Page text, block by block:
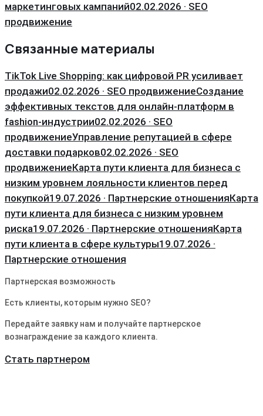
маркетинговых кампаний02.02.2026 · SEO
продвижение
Связанные материалы
TikTok Live Shopping: как цифровой PR усиливает
продажи02.02.2026 · SEO продвижениеСоздание
эффективных текстов для онлайн-платформ в
fashion-индустрии02.02.2026 · SEO
продвижениеУправление репутацией в сфере
доставки подарков02.02.2026 · SEO
продвижениеКарта пути клиента для бизнеса с
низким уровнем лояльности клиентов перед
покупкой19.07.2026 · Партнерские отношенияКарта
пути клиента для бизнеса с низким уровнем
риска19.07.2026 · Партнерские отношенияКарта
пути клиента в сфере культуры19.07.2026 ·
Партнерские отношения
Партнерская возможность
Есть клиенты, которым нужно SEO?
Передайте заявку нам и получайте партнерское
вознаграждение за каждого клиента.
Стать партнером